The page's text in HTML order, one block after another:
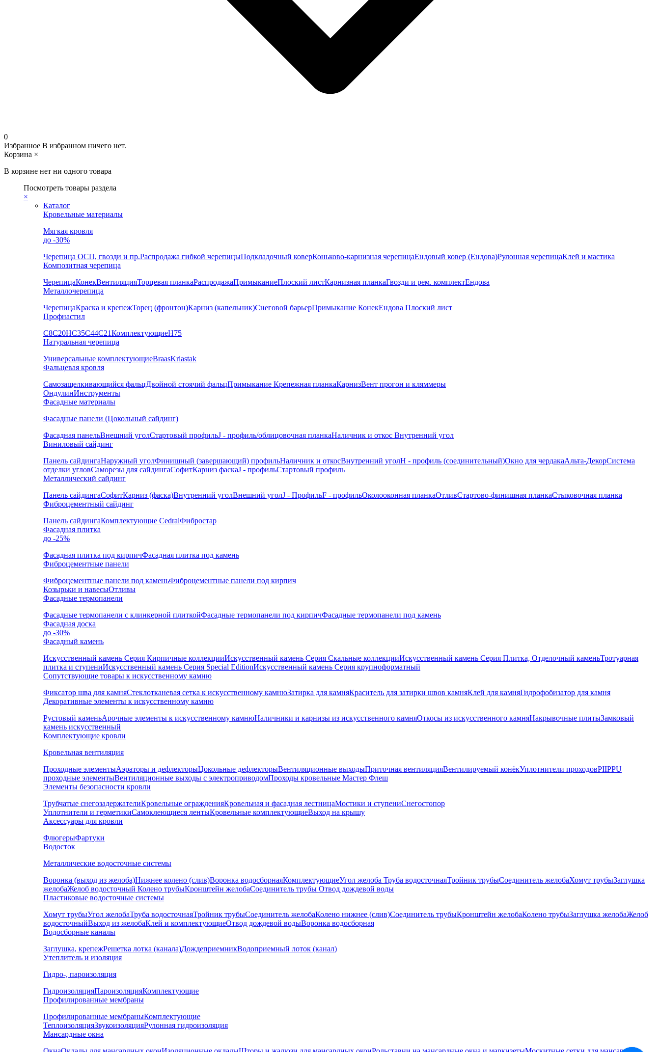
0
Избранное В избранном ничего нет.
Корзина ×
В корзине нет ни одного товара
Посмотреть товары раздела
×
Каталог
Кровельные материалы
Мягкая кровля
до -30%
Черепица ОСП, гвозди и пр.Распродажа гибкой черепицыПодкладочный коверКоньково-карнизная черепицаЕндовый ковер (Ендова)Рулонная черепицаКлей и мастика
Композитная черепица
ЧерепицаКонекВентиляцияТорцевая планкаРаспродажаПримыканиеПлоский листКарнизная планкаГвозди и рем. комплектЕндова
Металлочерепица
ЧерепицаКраска и крепежТорец (фронтон)Карниз (капельник)Снеговой барьерПримыкание КонекЕндова Плоский лист
Профнастил
С8С20НС35С44С21КомплектующиеН75
Натуральная черепица
Универсальные комплектующиеBraasKriastak
Фальцевая кровля
Самозащелкивающийся фальцДвойной стоячий фальцПримыкание Крепежная планкаКарнизВент прогон и кляммеры
ОндулинИнструменты
Фасадные материалы
Фасадные панели (Цокольный сайдинг)
Фасадная панельВнешний уголСтартовый профильJ - профиль/облицовочная планкаНаличник и откос Внутренний угол
Виниловый сайдинг
Панель сайдингаНаружный уголФинишный (завершающий) профильНаличник и откосВнутренний уголH - профиль (соединительный)Окно для чердакаАльта-ДекорСистема
отделки угловСаморезы для сайдингаСофитКарниз фаскаJ - профильСтартовый профиль
Металлический сайдинг
Панель сайдингаСофитКарниз (фаска)Внутренний уголВнешний уголJ - ПрофильF - профильОколооконная планкаОтливСтартово-финишная планкаСтыковочная планка
Фиброцементный сайдинг
Панель сайдингаКомплектующие CedralФибростар
Фасадная плитка
до -25%
Фасадная плитка под кирпичФасадная плитка под камень
Фиброцементные панели
Фиброцементные панели под каменьФиброцементные панели под кирпич
Козырьки и навесыОтливы
Фасадные термопанели
Фасадные термопанели с клинкерной плиткойФасадные термопанели под кирпичФасадные термопанели под камень
Фасадная доска
до -30%
Фасадный камень
Искусственный камень Серия Кирпичные коллекцииИскусственный камень Серия Скальные коллекцииИскусственный камень Серия Плитка, Отделочный каменьТротуарная
плитка и ступениИскусственный камень Серия Special EditionИскусственный камень Серия крупноформатный
Сопутствующие товары к искусственному камню
Фиксатор шва для камняСтеклотканевая сетка к искусственному камнюЗатирка для камняКраситель для затирки швов камняКлей для камняГидрофобизатор для камня
Декоративные элементы к искусственному камню
Рустовый каменьАрочные элементы к искусственному камнюНаличники и карнизы из искусственного камняОткосы из искусственного камняНакрывочные плитыЗамковый
камень искусственный
Комплектующие кровли
Кровельная вентиляция
Проходные элементыАэраторы и дефлекторыЦокольные дефлекторыВентиляционные выходыПриточная вентиляцияВентилируемый конёкУплотнители проходовPIIPPU
проходные элементыВентиляционные выходы с электроприводомПроходы кровельные Мастер Флеш
Элементы безопасности кровли
Трубчатые снегозадержателиКровельные огражденияКровельная и фасадная лестницаМостики и ступениСнегостопор
Уплотнители и герметикиСамоклеющиеся лентыКровельные комплектующиеВыход на крышу
Аксессуары для кровли
ФлюгерыФартуки
Водосток
Металлические водосточные системы
Воронка (выход из желоба)Нижнее колено (слив)Воронка водосборнаяКомплектующиеУгол желоба Труба водосточнаяТройник трубыСоединитель желобаХомут трубыЗаглушка
желобаЖелоб водосточный Колено трубыКронштейн желобаСоединитель трубы Отвод дождевой воды
Пластиковые водосточные системы
Хомут трубыУгол желобаТруба водосточнаяТройник трубыСоединитель желобаКолено нижнее (слив)Соединитель трубыКронштейн желобаКолено трубыЗаглушка желобаЖелоб
водосточныйВыход из желобаКлей и комплектующиеОтвод дождевой водыВоронка водосборная
Водосборные каналы
Заглушка, крепежРешетка лотка (канала)ДождеприемникВодоприемный лоток (канал)
Утеплитель и изоляция
Гидро-, пароизоляция
ГидроизоляцияПароизоляцияКомплектующие
Профилированные мембраны
Профилированные мембраныКомплектующие
ТеплоизоляцияЗвукоизоляцияРулонная гидроизоляция
Мансардные окна